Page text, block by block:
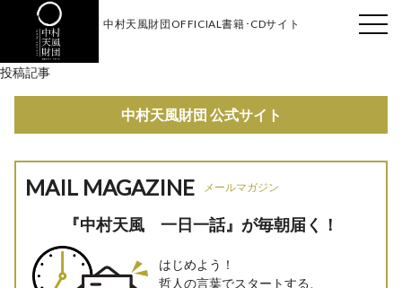
中村天風財団OFFICIAL書籍･CDサイト
投稿記事
中村天風財団 公式サイト
MAIL MAGAZINE メールマガジン
『中村天風 一日一話』が毎朝届く！
はじめよう！
哲人の言葉でスタートする、